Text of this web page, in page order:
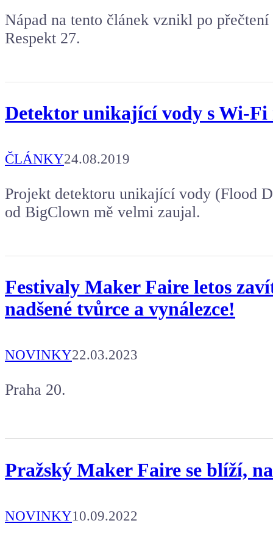
Nápad na tento článek vznikl po
Respekt 27.
Detektor unikající vody s Wi-Fi
ČLÁNKY24.08.2019
Projekt detektoru unikající vody (Flood
od BigClown mě velmi zaujal.
Festivaly Maker Faire letos
nadšené tvůrce a vynálezce!
NOVINKY22.03.2023
Praha 20.
Pražský Maker Faire se blíží,
NOVINKY10.09.2022